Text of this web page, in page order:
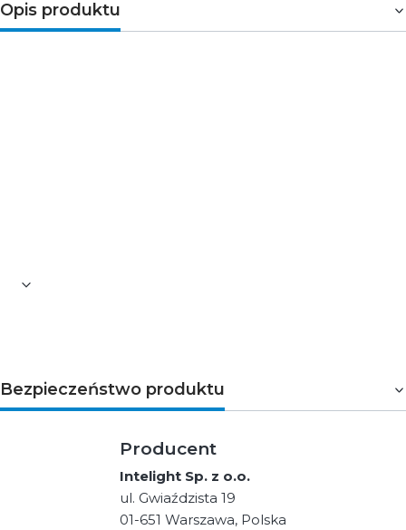
Opis produktu
Bezpieczeństwo produktu
Producent
Intelight Sp. z o.o.
ul. Gwiaździsta 19
01-651 Warszawa, Polska